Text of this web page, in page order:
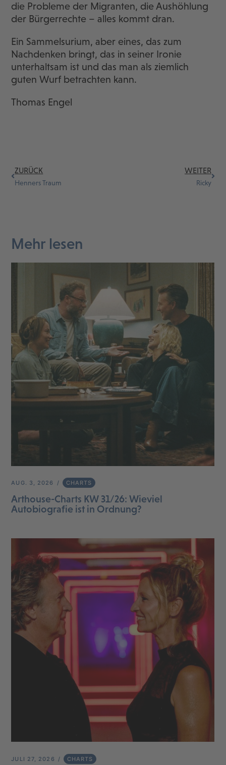
die Probleme der Migranten, die Aushöhlung
der Bürgerrechte – alles kommt dran.
Ein Sammelsurium, aber eines, das zum
Nachdenken bringt, das in seiner Ironie
unterhaltsam ist und das man als ziemlich
guten Wurf betrachten kann.
Thomas Engel
ZURÜCK
Henners Traum
WEITER
Ricky
Mehr lesen
AUG. 3, 2026 CHARTS
Arthouse-Charts KW 31/26: Wieviel
Autobiografie ist in Ordnung?
JULI 27, 2026 CHARTS